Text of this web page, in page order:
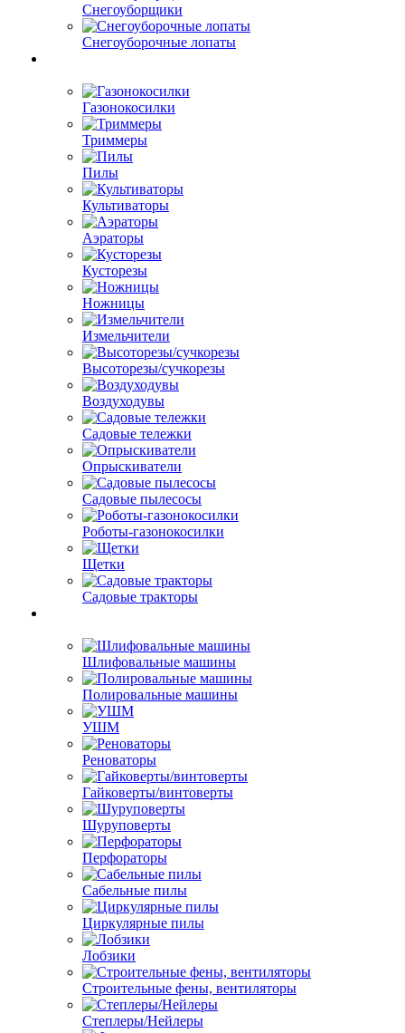
Снегоуборщики
Снегоуборочные лопаты
Газонокосилки
Триммеры
Пилы
Культиваторы
Аэраторы
Кусторезы
Ножницы
Измельчители
Высоторезы/сучкорезы
Воздуходувы
Садовые тележки
Опрыскиватели
Садовые пылесосы
Роботы-газонокосилки
Щетки
Садовые тракторы
Шлифовальные машины
Полировальные машины
УШМ
Реноваторы
Гайковерты/винтоверты
Шуруповерты
Перфораторы
Сабельные пилы
Циркулярные пилы
Лобзики
Строительные фены, вентиляторы
Степлеры/Нейлеры